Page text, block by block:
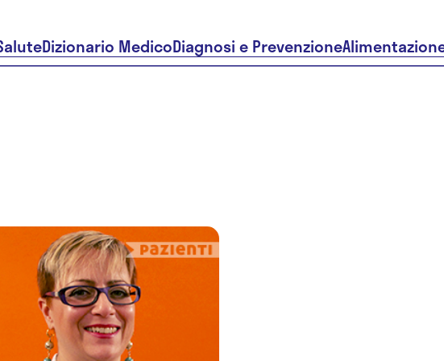
Dizionario MedicoDiagnosi e Prevenzione